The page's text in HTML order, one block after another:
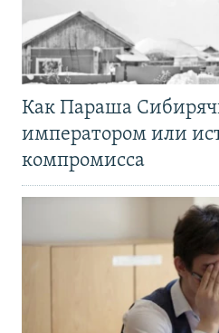
Как Параша
императором или
компромисса